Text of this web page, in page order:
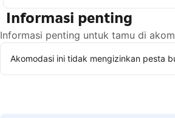
Informasi penting
Informasi penting untuk tamu di
Akomodasi ini tidak mengizinkan pesta